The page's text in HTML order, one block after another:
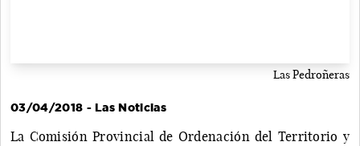
Las Pedroñeras
03/04/2018 - Las Noticias
La Comisión Provincial de Ordenación del Territorio y